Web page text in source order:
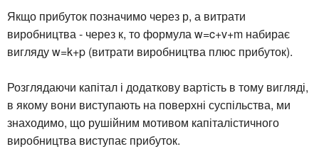
Якщо прибуток позначимо через р, а витрати
виробництва - через к, то формула w=c+v+m набирає
вигляду w=k+p (витрати виробництва плюс прибуток).
Розглядаючи капітал і додаткову вартість в тому вигляді,
в якому вони виступають на поверхні суспільства, ми
знаходимо, що рушійним мотивом капіталістичного
виробництва виступає прибуток.